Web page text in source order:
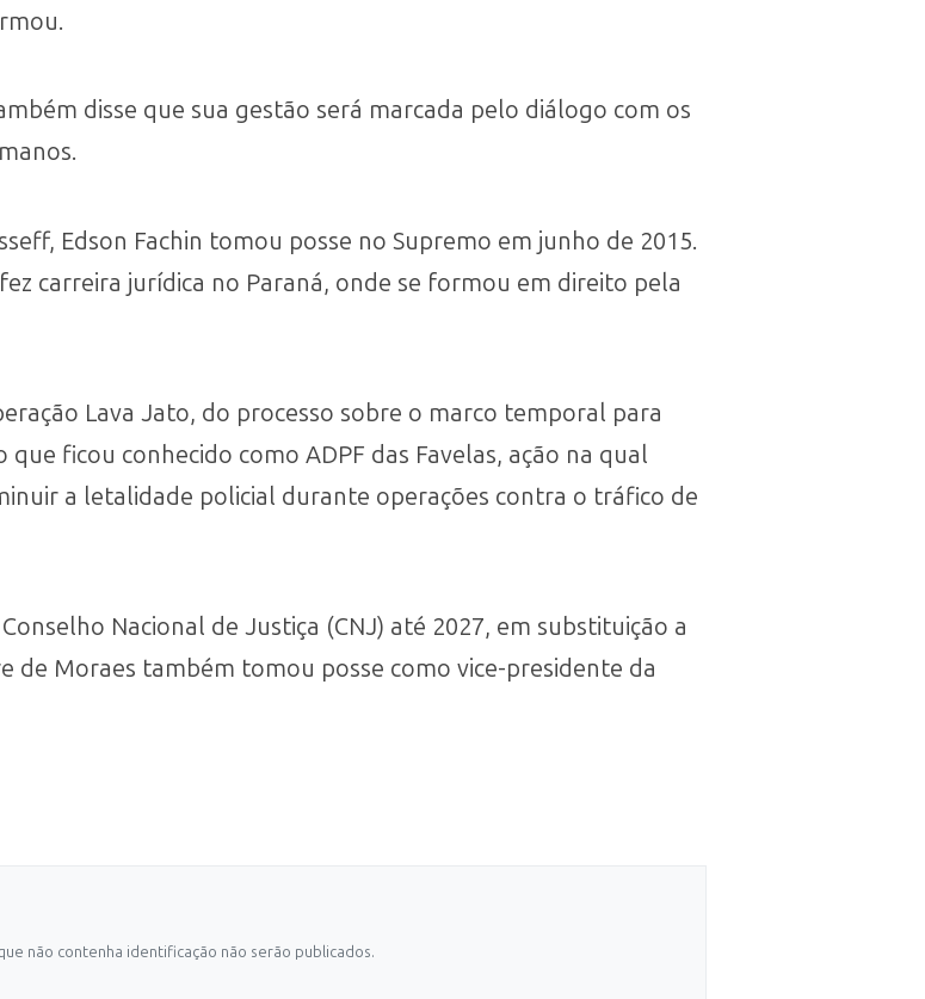
disse que sua gestão será marcada pelo diálogo com os
Edson Fachin tomou posse no Supremo em junho de 2015.
carreira jurídica no Paraná, onde se formou em direito pela
Lava Jato, do processo sobre o marco temporal para
ficou conhecido como ADPF das Favelas, ação na qual
a letalidade policial durante operações contra o tráfico de
Nacional de Justiça (CNJ) até 2027, em substituição a
de Moraes também tomou posse como vice-presidente da
não contenha identificação não serão publicados.